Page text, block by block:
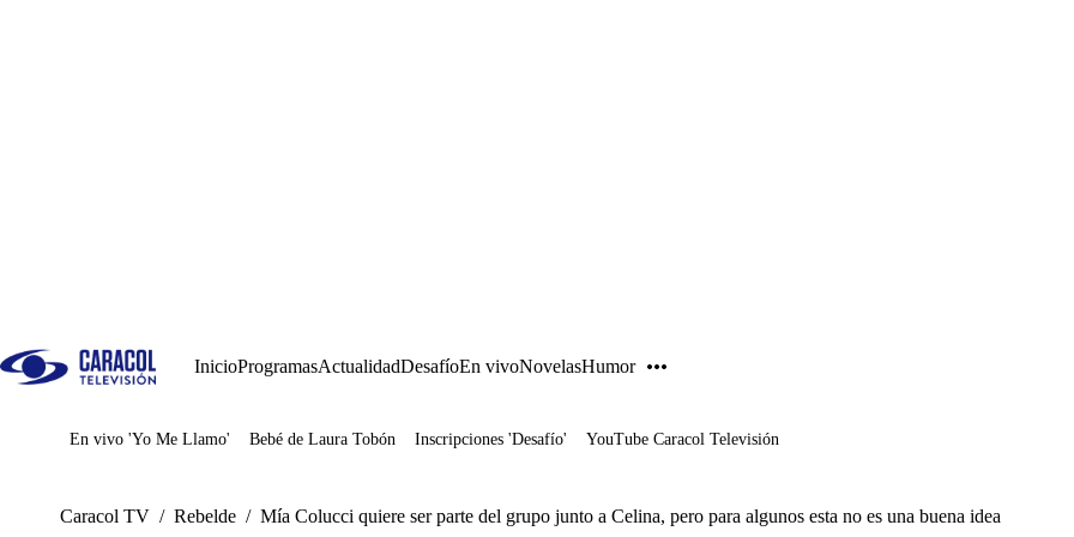
InicioProgramasActualidadDesafíoEn vivoNovelasHumor
Juegos
En vivo 'Yo Me Llamo' Bebé de Laura Tobón Inscripciones 'Desafío' YouTube Caracol Televisión
Caracol TV / Rebelde / Mía Colucci quiere ser parte del grupo junto a Celina, pero para algunos esta no es una buena idea